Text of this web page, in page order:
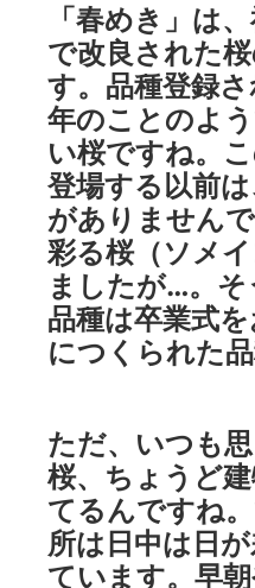
「春めき」は
で改良された
す。品種登録
年のことのよ
い桜ですね。
登場する以前
がありません
彩る桜（ソメ
ましたが…。
品種は卒業式
につくられた
ただ、いつも
桜、ちょうど
てるんですね
所は日中は日
ています。早